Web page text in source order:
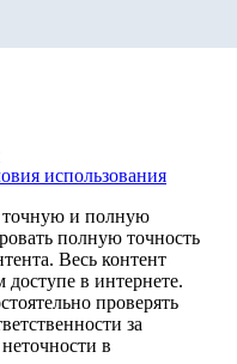
использования
точную и полную
полную точность
Весь контент
доступе в интернете.
проверять
за
в